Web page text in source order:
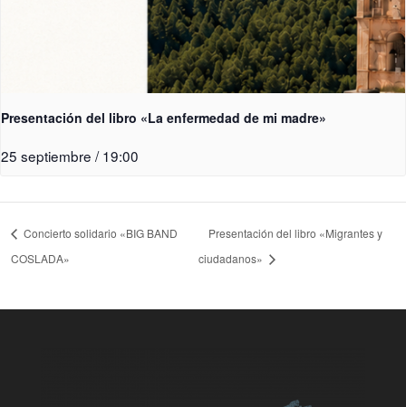
Presentación del libro «La enfermedad de mi madre»
25 septiembre / 19:00
Concierto solidario «BIG BAND
COSLADA»
Presentación del libro «Migrantes y
ciudadanos»